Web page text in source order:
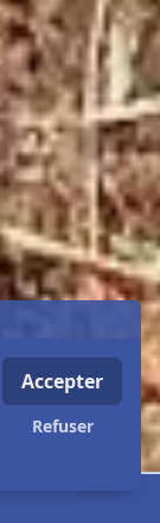
Détails
Accepter
Refuser